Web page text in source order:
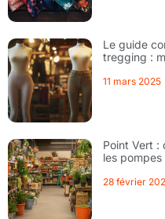
Le guide
tregging :
11 mars 2025
Point Vert :
les
28 février